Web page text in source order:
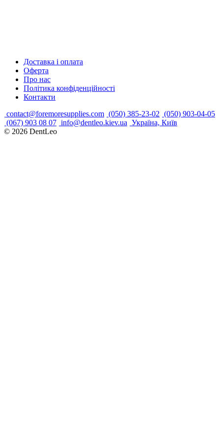
Доставка і оплата
Оферта
Про нас
Політика конфіденційності
Контакти
contact@foremoresupplies.com (050) 385-23-02 (050) 903-04-05
(067) 903 08 07 info@dentleo.kiev.ua Україна, Київ
© 2026 DentLeo